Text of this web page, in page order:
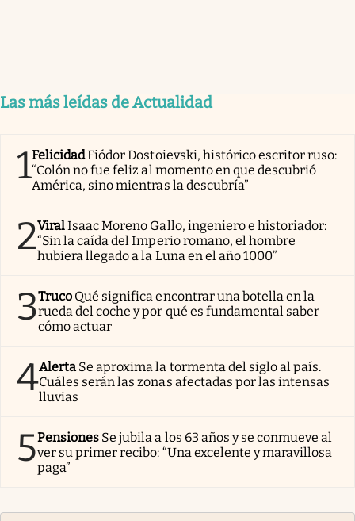
Las más leídas de Actualidad
1FelicidadFiódor Dostoievski, histórico escritor ruso:
“Colón no fue feliz al momento en que descubrió
América, sino mientras la descubría”
2ViralIsaac Moreno Gallo, ingeniero e historiador:
“Sin la caída del Imperio romano, el hombre
hubiera llegado a la Luna en el año 1000”
3Truco Qué significa encontrar una botella en la
rueda del coche y por qué es fundamental saber
cómo actuar
4Alerta Se aproxima la tormenta del siglo al país.
Cuáles serán las zonas afectadas por las intensas
lluvias
5Pensiones Se jubila a los 63 años y se conmueve al
ver su primer recibo: “Una excelente y maravillosa
paga”